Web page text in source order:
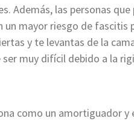
Además, las personas que
mayor riesgo de fascitis
y te levantas de la
muy difícil debido a la
como un amortiguador y